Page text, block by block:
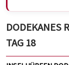
DODEKANES
TAG 18